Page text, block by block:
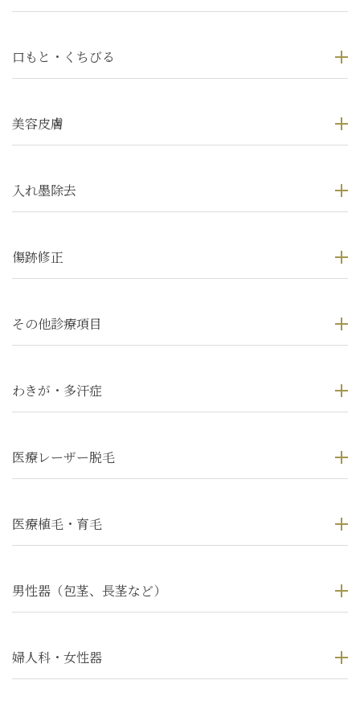
口もと・くちびる
美容皮膚
入れ墨除去
傷跡修正
その他診療項目
わきが・多汗症
医療レーザー脱毛
医療植毛・育毛
男性器（包茎、長茎など）
婦人科・女性器